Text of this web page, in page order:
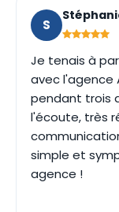
S
Je tenais à
avec l'agence
pendant trois
l'écoute, très
simple et
agence !